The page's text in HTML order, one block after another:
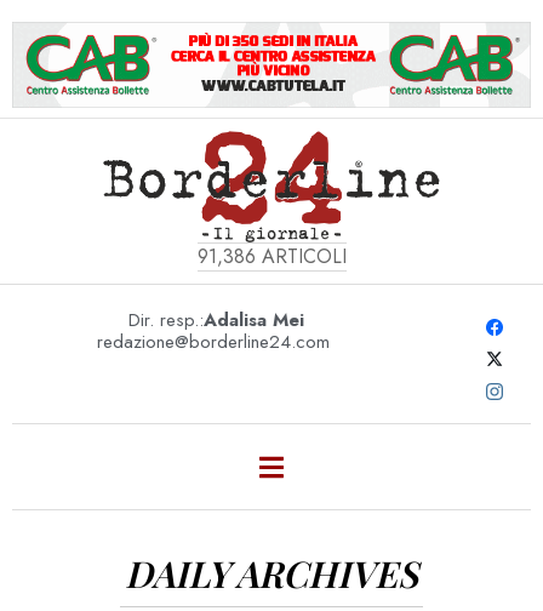
91,386 ARTICOLI
Dir. resp.:Adalisa Mei
redazione@borderline24.com
DAILY ARCHIVES